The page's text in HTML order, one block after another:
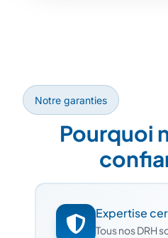
Notre garanties
Pourquoi
Expertise
Tous nos DRH